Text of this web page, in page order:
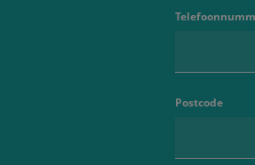
Postcode